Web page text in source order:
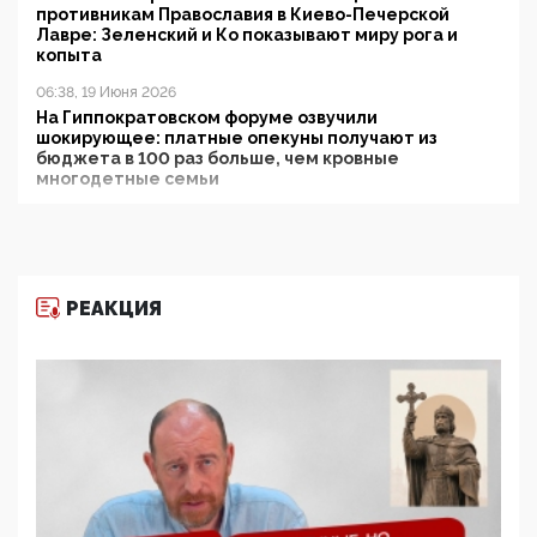
противникам Православия в Киево-Печерской
Лавре: Зеленский и Ко показывают миру рога и
копыта
06:38, 19 Июня 2026
На Гиппократовском форуме озвучили
шокирующее: платные опекуны получают из
бюджета в 100 раз больше, чем кровные
многодетные семьи
11:53, 09 Июня 2026
деятельность ИИТО ЮНЕСКО в России, но
цифроглобалисты продолжают определять
повестку в образовании
09:43, 01 Июня 2026
5G за счет здоровья граждан: Минцифры намерено
отобрать у регионов и муниципалитетов право
защищать жилые дома и социальные объекты от
РЕАКЦИЯ